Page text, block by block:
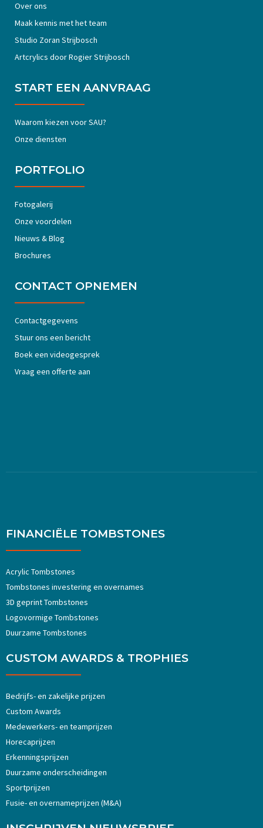
Over ons
Maak kennis met het team
Studio Zoran Strijbosch
Artcrylics door Rogier Strijbosch
START EEN AANVRAAG
Waarom kiezen voor SAU?
Onze diensten
PORTFOLIO
Fotogalerij
Onze voordelen
Nieuws & Blog
Brochures
CONTACT OPNEMEN
Contactgegevens
Stuur ons een bericht
Boek een videogesprek
Vraag een offerte aan
FINANCIËLE TOMBSTONES
Acrylic Tombstones
Tombstones investering en overnames
3D geprint Tombstones
Logovormige Tombstones
Duurzame Tombstones
CUSTOM AWARDS & TROPHIES
Bedrijfs- en zakelijke prijzen
Custom Awards
Medewerkers- en teamprijzen
Horecaprijzen
Erkenningsprijzen
Duurzame onderscheidingen
Sportprijzen
Fusie- en overnameprijzen (M&A)